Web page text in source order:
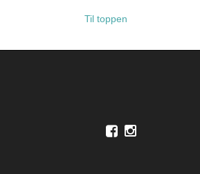
Til toppen